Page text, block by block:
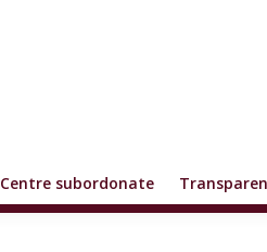
Centre subordonate